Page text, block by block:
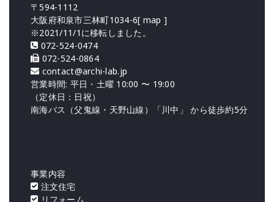
〒594-1112
大阪府和泉市三林町1034-6[ map ]
※2021/11/1に移転しました。
072-524-0474
072-524-0864
contact@archi-lab.jp
営業時間: 平日・土曜 10:00 〜 19:00
（定休日：日祝）
南海バス（父鬼線・天野山線）「川中」 から徒歩約5分
事業内容
注文住宅
リフォーム